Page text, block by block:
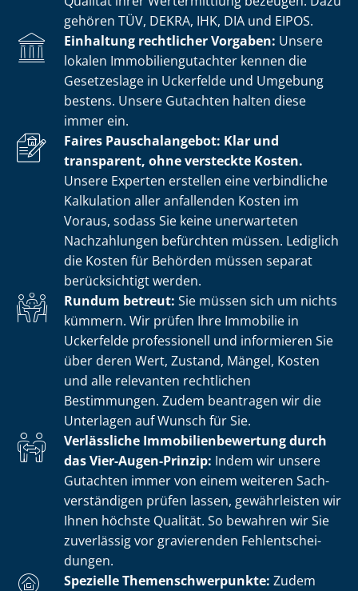
gehören TÜV, DEKRA, IHK, DIA und EIPOS.
Einhaltung rechtlicher Vorgaben: Unsere
lokalen Im­mo­bi­li­en­gut­ach­ter kennen die
Gesetzeslage in Uckerfelde und Umgebung
bestens. Unsere Gutachten halten diese
immer ein.
Faires Pauschalangebot: Klar und
transparent, ohne versteckte Kosten.
Unsere Experten erstellen eine verbindliche
Kalkulation aller anfallenden Kosten im
Voraus, sodass Sie keine unerwarteten
Nachzahlungen befürchten müssen. Lediglich
die Kosten für Behörden müssen separat
berücksichtigt werden.
Rundum betreut: Sie müssen sich um nichts
kümmern. Wir prüfen Ihre Immobilie in
Uckerfelde professionell und informieren Sie
über deren Wert, Zustand, Mängel, Kosten
und alle relevanten rechtlichen
Bestimmungen. Zudem beantragen wir die
Unterlagen auf Wunsch für Sie.
Verlässliche Im­mo­bi­li­en­be­wer­tung durch
das Vier-Augen-Prinzip: Indem wir unsere
Gutachten immer von einem weiteren Sach­
ver­stän­di­gen prüfen lassen, gewährleisten wir
Ihnen höchste Qualität. So bewahren wir Sie
zuverlässig vor gravierenden Fehl­ent­schei­
dun­gen.
Spezielle The­men­schwer­punk­te: Zudem